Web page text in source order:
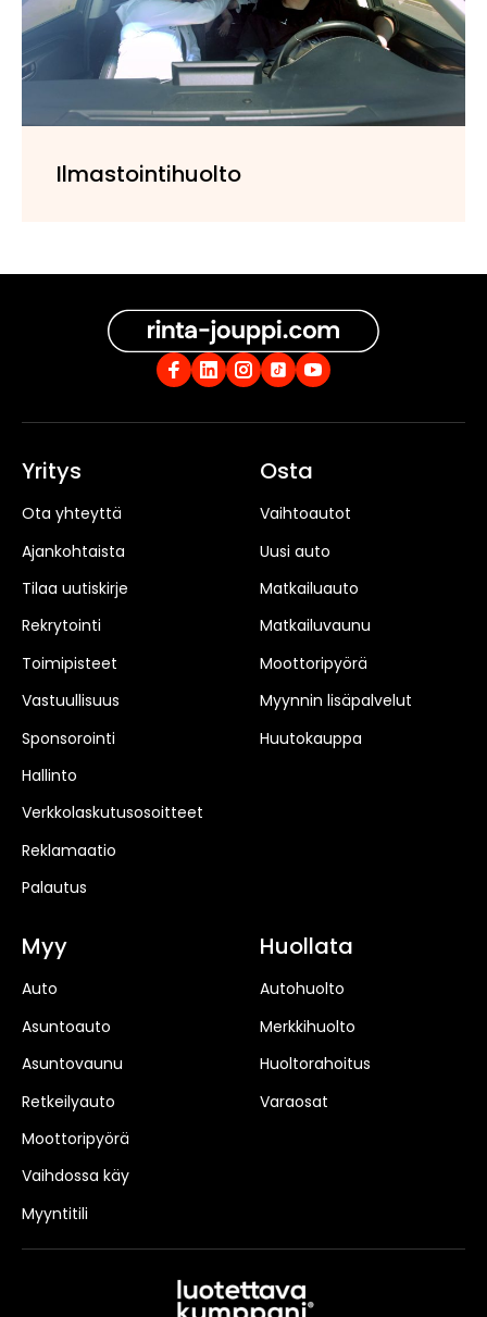
Ilmastointihuolto
Yritys
Ota yhteyttä
Ajankohtaista
Tilaa uutiskirje
Rekrytointi
Toimipisteet
Vastuullisuus
Sponsorointi
Hallinto
Verkkolaskutusosoitteet
Reklamaatio
Palautus
Osta
Vaihtoautot
Uusi auto
Matkailuauto
Matkailuvaunu
Moottoripyörä
Myynnin lisäpalvelut
Huutokauppa
Myy
Auto
Asuntoauto
Asuntovaunu
Retkeilyauto
Moottoripyörä
Vaihdossa käy
Myyntitili
Huollata
Autohuolto
Merkkihuolto
Huoltorahoitus
Varaosat